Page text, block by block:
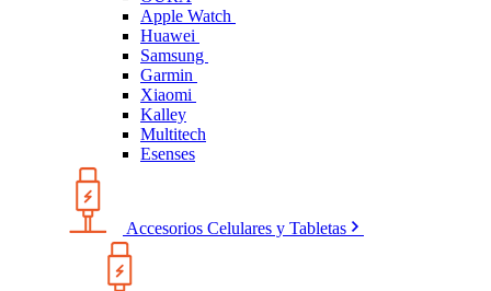
Apple Watch
Huawei
Samsung
Garmin
Xiaomi
Kalley
Multitech
Esenses
Accesorios Celulares y Tabletas